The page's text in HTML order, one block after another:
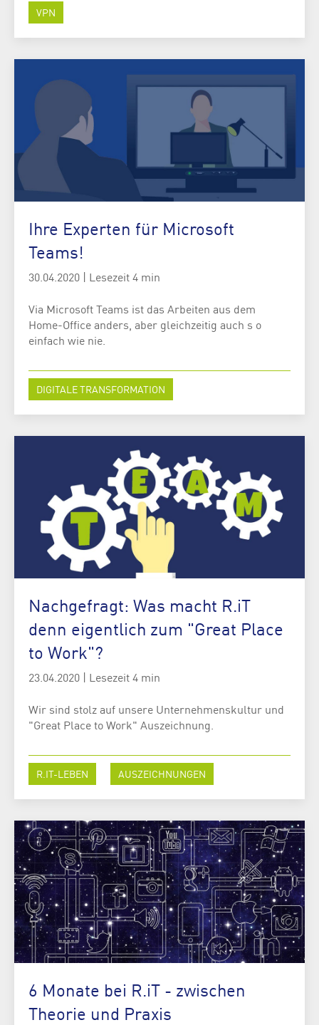
VPN
Ihre Experten für Microsoft
Teams!
30.04.2020 | Lesezeit 4 min
Via Microsoft Teams ist das Arbeiten aus dem
Home-Office anders, aber gleichzeitig auch s o
einfach wie nie.
DIGITALE TRANSFORMATION
Nachgefragt: Was macht R.iT
denn eigentlich zum "Great Place
to Work"?
23.04.2020 | Lesezeit 4 min
Wir sind stolz auf unsere Unternehmenskultur und
"Great Place to Work" Auszeichnung.
R.IT-LEBEN AUSZEICHNUNGEN
6 Monate bei R.iT - zwischen
Theorie und Praxis